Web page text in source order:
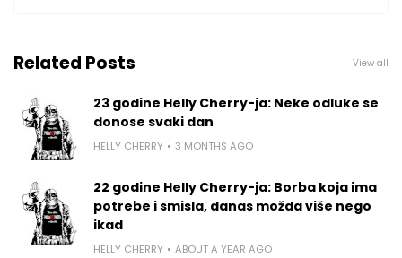
Related Posts View all
23 godine Helly Cherry-ja: Neke odluke se
donose svaki dan
HELLY CHERRY 3 MONTHS AGO
22 godine Helly Cherry-ja: Borba koja ima
potrebe i smisla, danas možda više nego
ikad
HELLY CHERRY ABOUT A YEAR AGO